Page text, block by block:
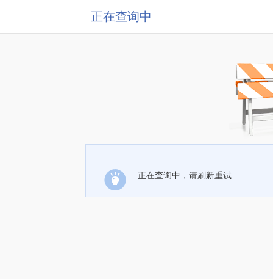
正在查询中
正在查询中，请刷新重试